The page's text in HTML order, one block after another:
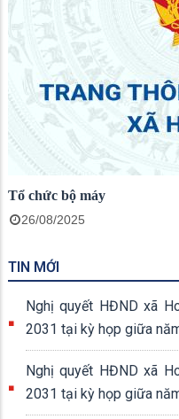
Tổ chức bộ máy
26/08/2025
TIN MỚI
Nghị quyết HĐND xã
2031 tại kỳ họp giữa
Nghị quyết HĐND xã
2031 tại kỳ họp giữa